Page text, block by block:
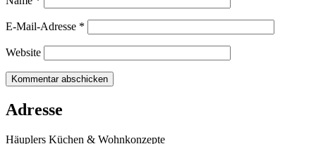
E-Mail-Adresse *
Website
Adresse
Häuplers Küchen & Wohnkonzepte